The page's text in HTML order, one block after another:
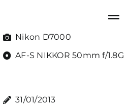
Nikon D7000
AF-S NIKKOR 50mm f/1.8G
31/01/2013